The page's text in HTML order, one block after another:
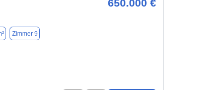
650.000 €
Zimmer 9